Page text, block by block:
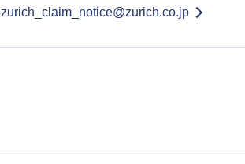
zurich_claim_notice@zurich.co.jp